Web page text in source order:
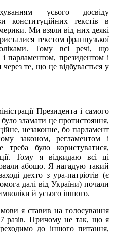
усього досвіду
конституційних текстів в
Ми взяли від них деякі
текстом французької
Тому всі речі, що
парламентом, президентом і
те, що це відбувається у
Президента і самого
зламати це протистояння,
незаконне, бо парламент
законом, регламентом і
було користуватися,
Тому я відкидаю всі ці
абощо. Я нагадую такий
дехто з ура-патріотів (є
далі від України) почали
й усього іншого.
я ставив на голосування
разів. Причому не так, що я
до іншого питання,